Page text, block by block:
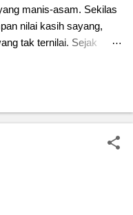
manis-asam. Sekilas
nilai kasih sayang,
tak ternilai. Sejak
ketelitian, sekaligus
tape uli berarti menjaga
bukan sekadar
kebanggaan budaya
ini. Karena melalui
pada budaya dimulai